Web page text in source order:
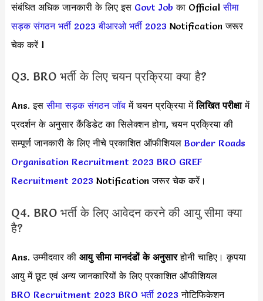
संबंधित अधिक जानकारी के लिए इस Govt Job का Officialसीमा
सड़क संगठन भर्ती 2023 बीआरओ भर्ती 2023 Notification जरूर
चेक करें l
Q3. BRO भर्ती के लिए चयन प्रक्रिया क्या है?
Ans. इससीमा सड़क संगठन जॉबमें चयन प्रक्रिया मेंलिखित परीक्षामें
प्रदर्शन के अनुसार कैंडिडेट का सिलेक्शन होगा, चयन प्रक्रिया की
सम्पूर्ण जानकारी के लिए नीचे प्रकाशित ऑफीशियल Border Roads
Organisation Recruitment 2023 BRO GREF
Recruitment 2023 Notification जरूर चेक करें।
Q4. BRO भर्ती के लिए आवेदन करने की आयु सीमा क्या
है?
Ans. उम्मीदवार की आयु सीमा मानदंडों के अनुसारहोनी चाहिए। कृपया
आयु में छूट एवं अन्य जानकारियों के लिए प्रकाशित ऑफीशियल
BRO Recruitment 2023 BRO भर्ती 2023 नोटिफिकेशन